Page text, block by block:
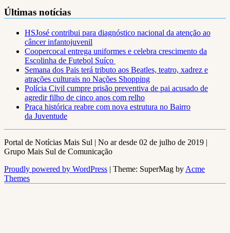
Últimas notícias
HSJosé contribui para diagnóstico nacional da atenção ao
câncer infantojuvenil
Coopercocal entrega uniformes e celebra crescimento da
Escolinha de Futebol Suíço
Semana dos Pais terá tributo aos Beatles, teatro, xadrez e
atrações culturais no Nações Shopping
Polícia Civil cumpre prisão preventiva de pai acusado de
agredir filho de cinco anos com relho
Praça histórica reabre com nova estrutura no Bairro
da Juventude
Portal de Notícias Mais Sul | No ar desde 02 de julho de 2019 |
Grupo Mais Sul de Comunicação
Proudly powered by WordPress | Theme: SuperMag by Acme
Themes